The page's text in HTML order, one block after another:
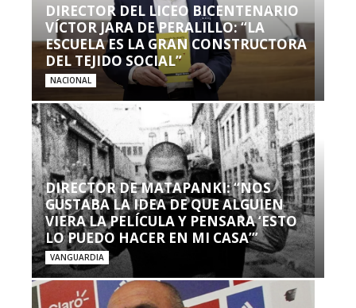
DIRECTOR DEL LICEO BICENTENARIO
VÍCTOR JARA DE PERALILLO: “LA
ESCUELA ES LA GRAN CONSTRUCTORA
DEL TEJIDO SOCIAL”
NACIONAL
DIRECTOR DE MATAPANKI: “NOS
GUSTABA LA IDEA DE QUE ALGUIEN
VIERA LA PELÍCULA Y PENSARA ‘ESTO
LO PUEDO HACER EN MI CASA’”
VANGUARDIA